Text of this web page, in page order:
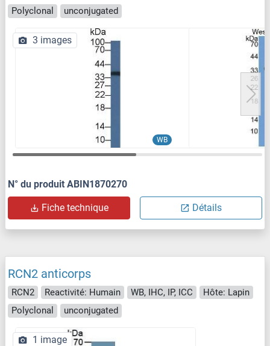
Polyclonal unconjugated
WB
3 images
N° du produit ABIN1870270
Fiche technique Détails
RCN2 anticorps
RCN2 Reactivité: Humain WB, IHC, IP, ICC
Hôte: Lapin
Polyclonal
unconjugated
1 image